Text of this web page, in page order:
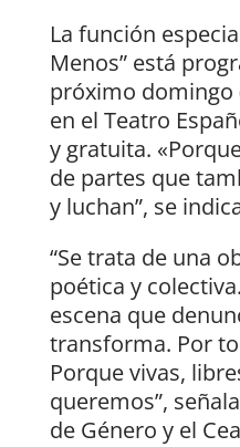
La función
Menos” está
próximo domingo
en el Teatro
y gratuita.
de partes que
y luchan”, se
“Se trata de una
poética y
escena que
transforma. Por
Porque vivas,
queremos”,
de Género y el